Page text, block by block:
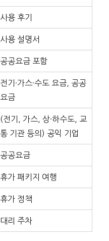
사용 후기
사용 설명서
공공요금 포함
전기·가스·수도 요금, 공공
요금
(전기, 가스, 상·하수도, 교
통 기관 등의) 공익 기업
공공요금
휴가 패키지 여행
휴가 정책
대리 주차